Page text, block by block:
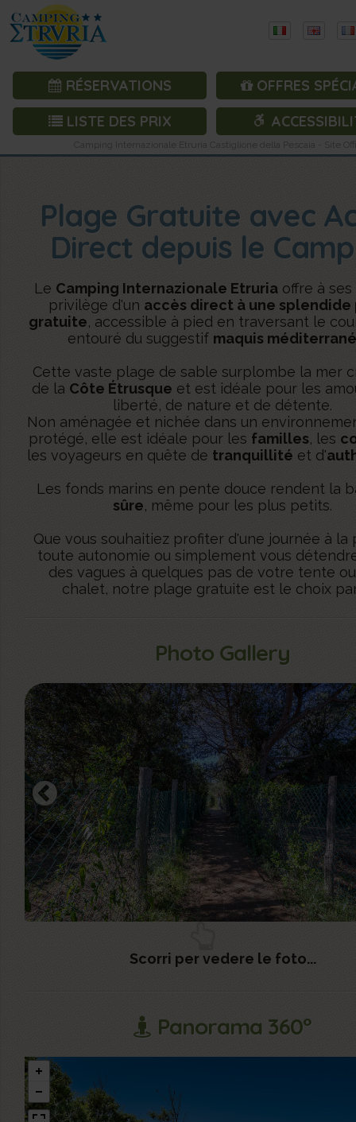
RÉSERVATIONS
OFFRES
LISTE DES PRIX
Camping Internazionale Etruria Castiglione della Pescaia - Site
Plage Gratuite avec
Direct depuis le
Le Camping Internazionale Etruriaoffre à ses
privilège d'un accès direct à une splendide
gratuite, accessible à pied en traversant le
entouré du suggestif maquis
Cette vaste plage de sable surplombe la mer
de la Côte Étrusque et est idéale pour les
liberté, de nature et de détente.
Non aménagée et nichée dans un
protégé, elle est idéale pour les familles, les
les voyageurs en quête de tranquillité et d'
Les fonds marins en pente douce rendent la
sûre, même pour les plus petits.
Que vous souhaitiez profiter d'une journée à la
toute autonomie ou simplement vous
des vagues à quelques pas de votre tente
chalet, notre plage gratuite est le choix
Photo Gallery
Scorri per vedere le foto...
Panorama 360°